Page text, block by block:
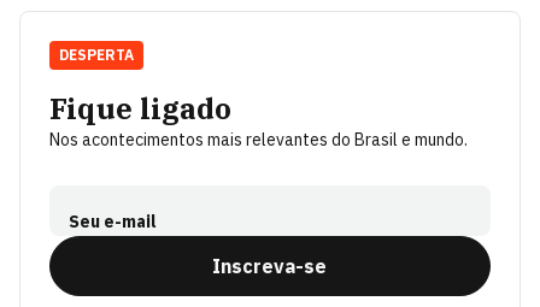
Fique ligado
Nos acontecimentos mais relevantes do Brasil e mundo.
Seu e-mail
Inscreva-se
DESPERTA